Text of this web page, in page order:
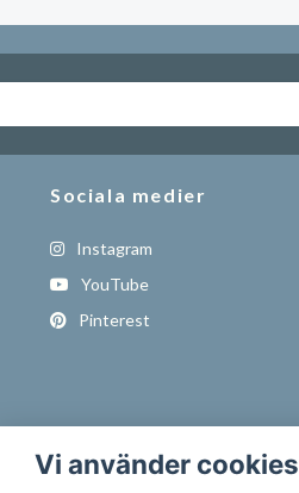
Sociala medier
Instagram
YouTube
Pinterest
Vi använder cookies